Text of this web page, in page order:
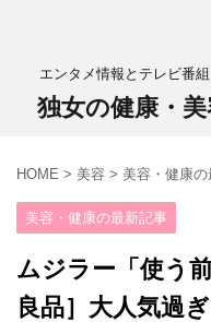
エンタメ情報とテレビ番
独女の健康・
HOME > 美容 > 美容・健康
美容・健康の最新記事
ムジラー「使う
良品］大人気過